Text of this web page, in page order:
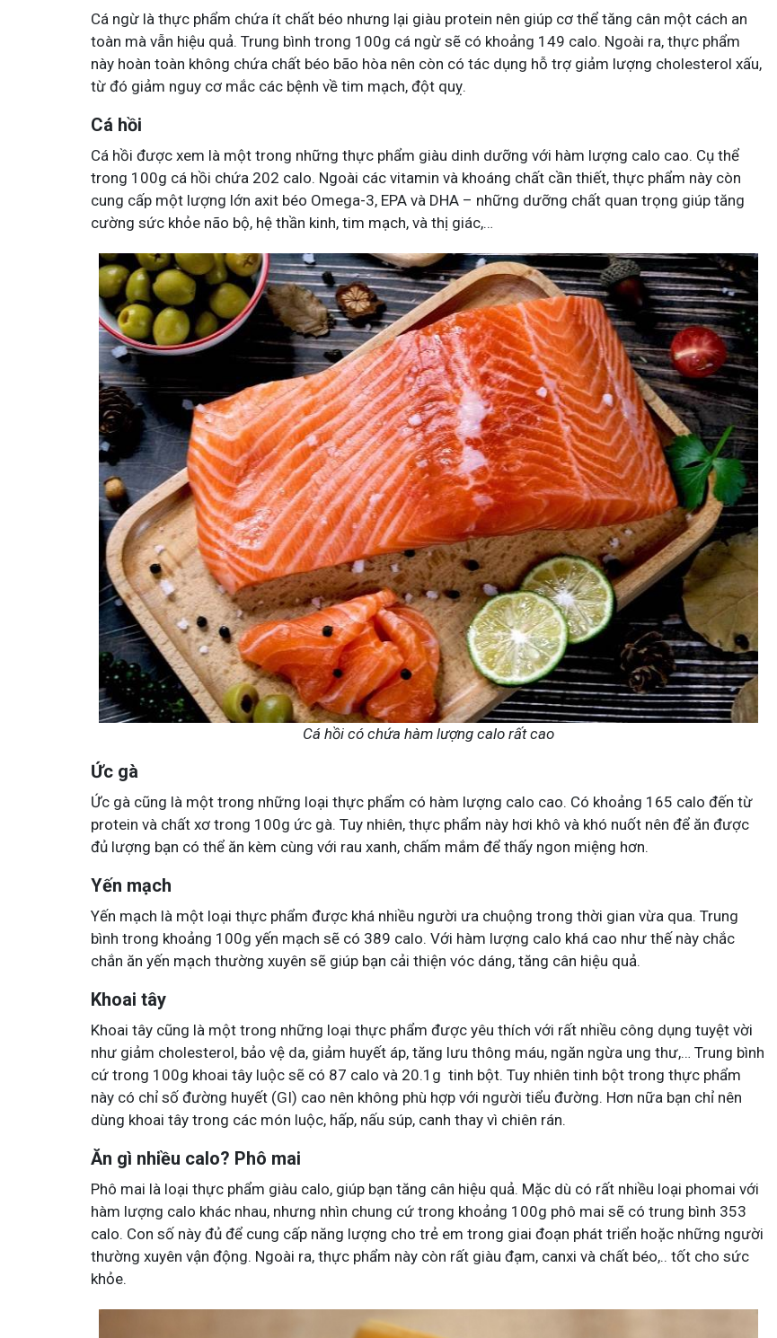
Cá ngừ là thực phẩm chứa ít chất béo nhưng lại giàu protein nên giúp cơ thể tăng cân một cách an
toàn mà vẫn hiệu quả. Trung bình trong 100g cá ngừ sẽ có khoảng 149 calo. Ngoài ra, thực phẩm
này hoàn toàn không chứa chất béo bão hòa nên còn có tác dụng hỗ trợ giảm lượng cholesterol xấu,
từ đó giảm nguy cơ mắc các bệnh về tim mạch, đột quỵ.
Cá hồi
Cá hồi được xem là một trong những thực phẩm giàu dinh dưỡng với hàm lượng calo cao. Cụ thể
trong 100g cá hồi chứa 202 calo. Ngoài các vitamin và khoáng chất cần thiết, thực phẩm này còn
cung cấp một lượng lớn axit béo Omega-3, EPA và DHA – những dưỡng chất quan trọng giúp tăng
cường sức khỏe não bộ, hệ thần kinh, tim mạch, và thị giác,…
Cá hồi có chứa hàm lượng calo rất cao
Ức gà
Ức gà cũng là một trong những loại thực phẩm có hàm lượng calo cao. Có khoảng 165 calo đến từ
protein và chất xơ trong 100g ức gà. Tuy nhiên, thực phẩm này hơi khô và khó nuốt nên để ăn được
đủ lượng bạn có thể ăn kèm cùng với rau xanh, chấm mắm để thấy ngon miệng hơn.
Yến mạch
Yến mạch là một loại thực phẩm được khá nhiều người ưa chuộng trong thời gian vừa qua. Trung
bình trong khoảng 100g yến mạch sẽ có 389 calo. Với hàm lượng calo khá cao như thế này chắc
chắn ăn yến mạch thường xuyên sẽ giúp bạn cải thiện vóc dáng, tăng cân hiệu quả.
Khoai tây
Khoai tây cũng là một trong những loại thực phẩm được yêu thích với rất nhiều công dụng tuyệt vời
như giảm cholesterol, bảo vệ da, giảm huyết áp, tăng lưu thông máu, ngăn ngừa ung thư,… Trung bình
cứ trong 100g khoai tây luộc sẽ có 87 calo và 20.1g tinh bột. Tuy nhiên tinh bột trong thực phẩm
này có chỉ số đường huyết (GI) cao nên không phù hợp với người tiểu đường. Hơn nữa bạn chỉ nên
dùng khoai tây trong các món luộc, hấp, nấu súp, canh thay vì chiên rán.
Ăn gì nhiều calo? Phô mai
Phô mai là loại thực phẩm giàu calo, giúp bạn tăng cân hiệu quả. Mặc dù có rất nhiều loại phomai với
hàm lượng calo khác nhau, nhưng nhìn chung cứ trong khoảng 100g phô mai sẽ có trung bình 353
calo. Con số này đủ để cung cấp năng lượng cho trẻ em trong giai đoạn phát triển hoặc những người
thường xuyên vận động. Ngoài ra, thực phẩm này còn rất giàu đạm, canxi và chất béo,.. tốt cho sức
khỏe.